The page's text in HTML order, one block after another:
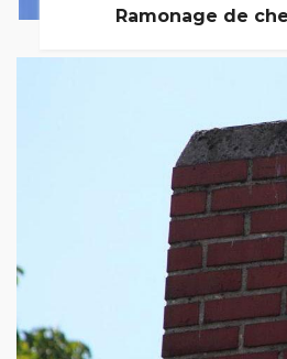
Ramonage de